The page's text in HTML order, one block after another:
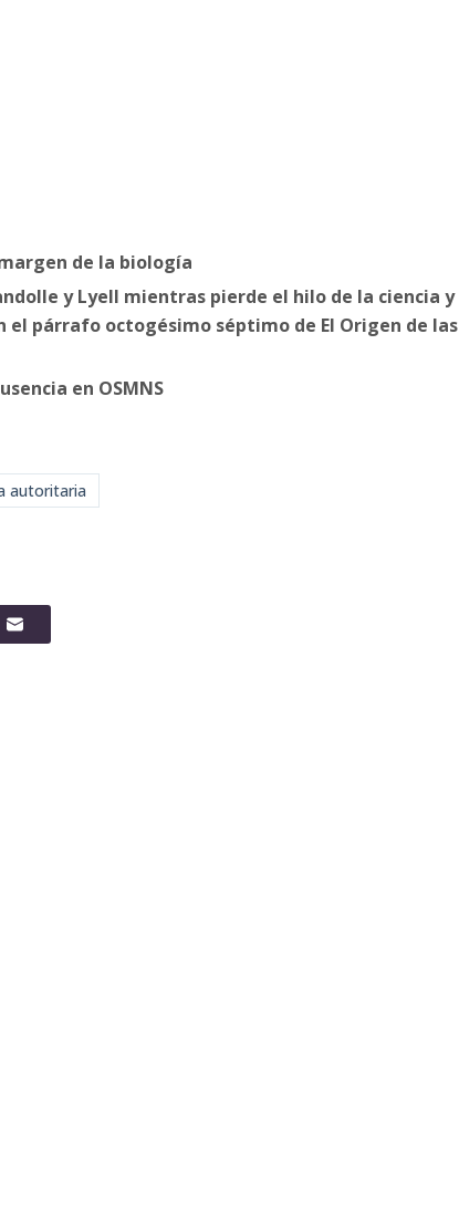
de la biología
y Lyell mientras pierde el hilo de la ciencia y
párrafo octogésimo séptimo de El Origen de las
en OSMNS
autoritaria